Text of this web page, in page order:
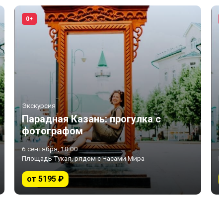
0+
Экскурсия
Парадная Казань: прогулка с
фотографом
6 сентября, 10:00
Площадь Тукая, рядом с Часами Мира
от 5195 ₽